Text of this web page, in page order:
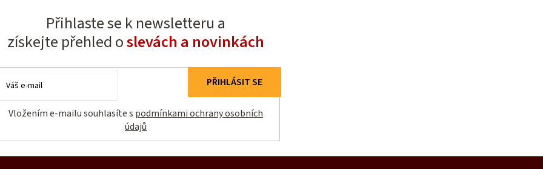
d
a
í
r
v
k
y
v
á
í
Přihlaste se k newsletteru a
získejte přehled oslevách a novinkách
mail
Vložením e-mailu souhlasíte s podmínkami ochrany osobních
údajů
PŘIHLÁSIT SE